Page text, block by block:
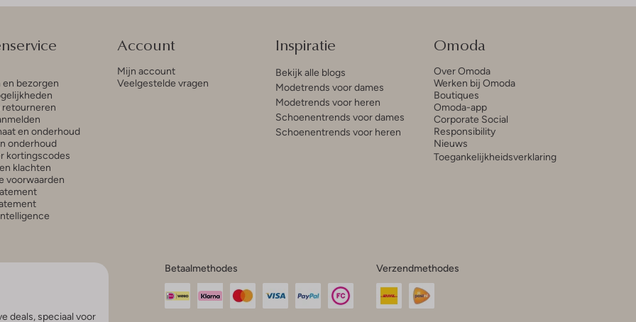
en bezorgen
retourneren
en onderhoud
onderhoud
kortingscodes
klachten
voorwaarden
Account
Mijn account
Veelgestelde vragen
Inspiratie
Bekijk alle blogs
Modetrends voor dames
Modetrends voor heren
Schoenentrends voor dames
Schoenentrends voor heren
Omoda
Over Omoda
Werken bij Omoda
Boutiques
Omoda-app
Corporate Social
Responsibility
Nieuws
Toegankelijkheidsverklaring
deals, speciaal voor
Betaalmethodes Verzendmethodes